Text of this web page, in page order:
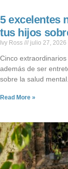
5 excelentes
tus hijos
Ivy Ross julio 27, 2026
Cinco
además de ser
sobre la salud mental.
Read More »